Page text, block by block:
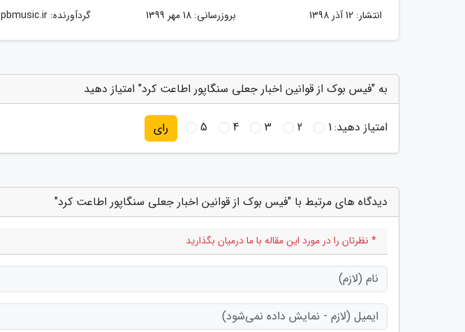
انتشار: 12 آذر 1398 بروزرسانی: 18 مهر 1399 گردآورنده:pbmusic.ir
به "فیس بوک از قوانین اخبار جعلی سنگاپور اطاعت کرد" امتیاز دهید
امتیاز دهید:1
2
3
4
5 رای
دیدگاه های مرتبط با "فیس بوک از قوانین اخبار جعلی سنگاپور اطاعت کرد"
* نظرتان را در مورد این مقاله با ما درمیان بگذارید